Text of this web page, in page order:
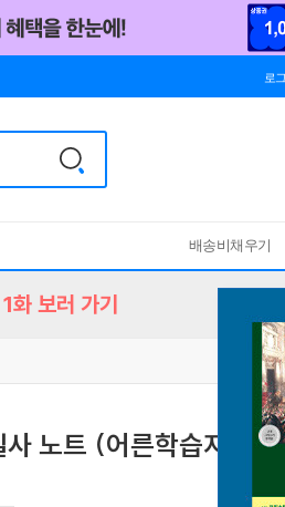
로
배송비채우기
화 보러 가기
사 노트 (어른학습지⑭)